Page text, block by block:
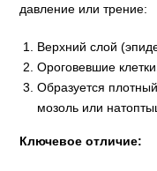
давление или трение:
Верхний слой
Ороговевшие
Образуется
мозоль или
Ключевое отличие: